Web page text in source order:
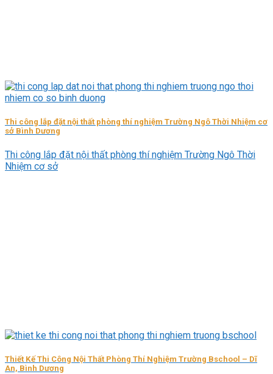
Thi công lắp đặt nội thất phòng thí nghiệm Trường Ngô Thời Nhiệm cơ
sở Bình Dương
Thi công lắp đặt nội thất phòng thí nghiệm Trường Ngô Thời
Nhiệm cơ sở
Thiết Kế Thi Công Nội Thất Phòng Thí Nghiệm Trường Bschool – Dĩ
An, Bình Dương